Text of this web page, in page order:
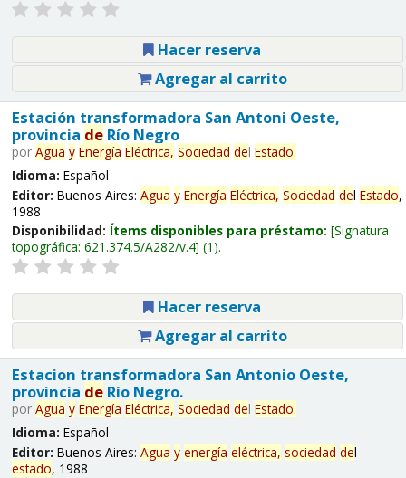
Hacer reserva
Agregar al carrito
Estación transformadora San Antoni Oeste,
provincia deRío Negro
por Agua y Energía Eléctrica, Sociedad del Estado.
Idioma: Español
Editor: Buenos Aires: Agua y Energía Eléctrica, Sociedad del Estado,
1988
Disponibilidad: Ítems disponibles para préstamo: Signatura
topográfica: 621.374.5/A282/v.4 (1).
Hacer reserva
Agregar al carrito
Estacion transformadora San Antonio Oeste,
provincia deRío Negro.
por Agua y Energía Eléctrica, Sociedad del Estado.
Idioma: Español
Editor: Buenos Aires: Agua y energía eléctrica, sociedad del
estado, 1988